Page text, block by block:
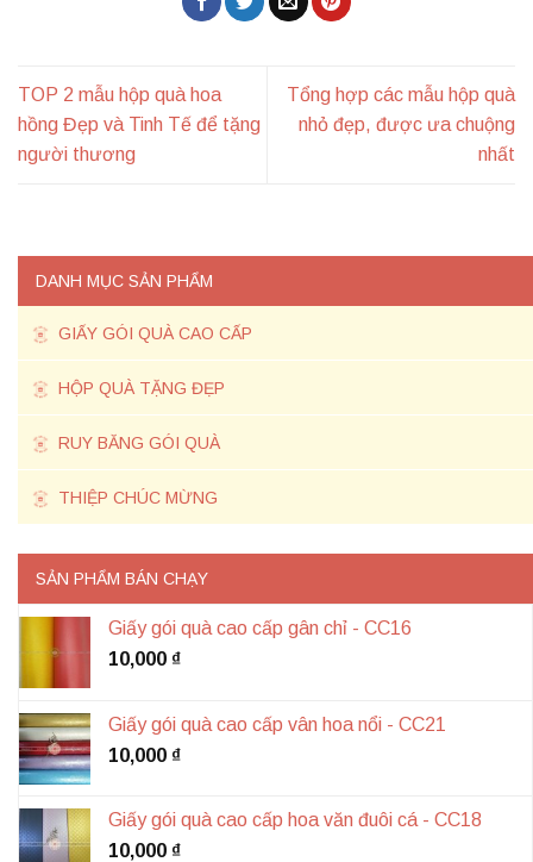
DANH MỤC SẢN PHẨM
GIẤY GÓI QUÀ CAO CẤP
HỘP QUÀ TẶNG ĐẸP
RUY BĂNG GÓI QUÀ
THIỆP CHÚC MỪNG
SẢN PHẨM BÁN CHẠY
Giấy gói quà cao cấp gân chỉ - CC16
10,000 ₫
Giấy gói quà cao cấp vân hoa nổi - CC21
10,000 ₫
Giấy gói quà cao cấp hoa văn đuôi cá - CC18
10,000 ₫
TOP 2 mẫu hộp quà hoa
hồng Đẹp và Tinh Tế để tặng
người thương
Tổng hợp các mẫu hộp quà
nhỏ đẹp, được ưa chuộng
nhất